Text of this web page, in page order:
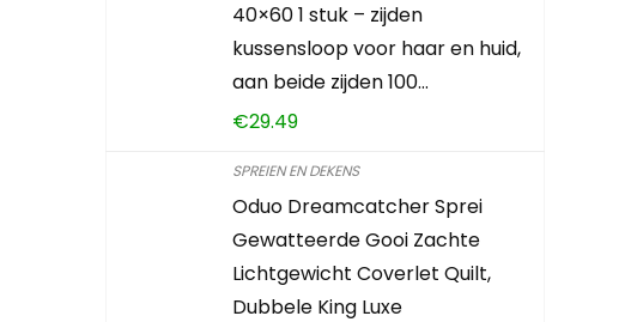
40×60 1 stuk – zijden
kussensloop voor haar en huid,
aan beide zijden 100…
€29.49
SPREIEN EN DEKENS
Oduo Dreamcatcher Sprei
Gewatteerde Gooi Zachte
Lichtgewicht Coverlet Quilt,
Dubbele King Luxe